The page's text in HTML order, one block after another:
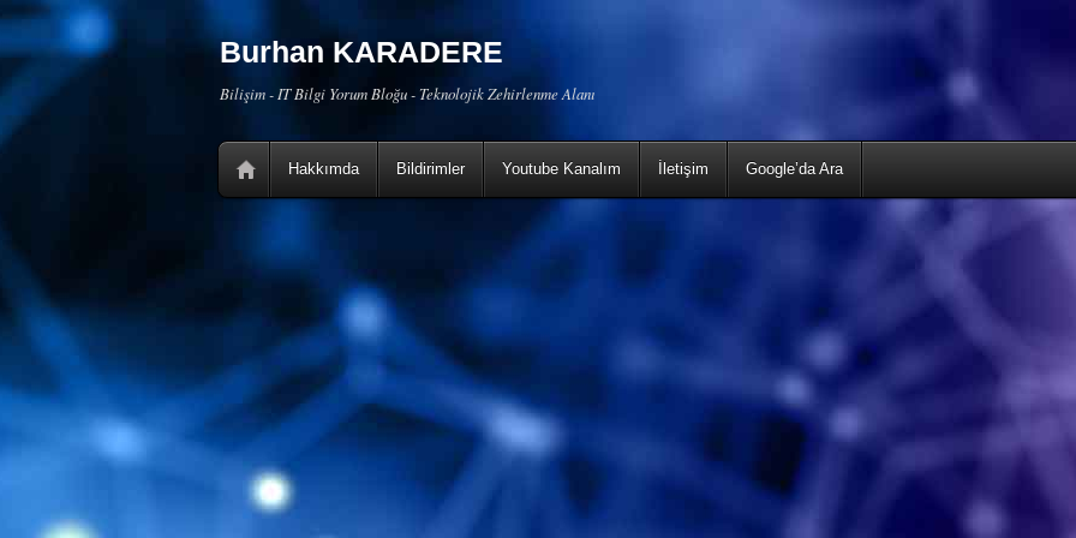
Burhan KARADERE
Bilişim - IT Bilgi Yorum Bloğu - Teknolojik Zehirlenme Alanı
Hakkımda Bildirimler Youtube Kanalım İletişim Google’da Ara